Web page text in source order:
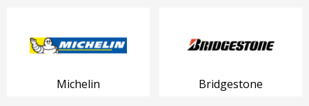
Michelin Bridgestone